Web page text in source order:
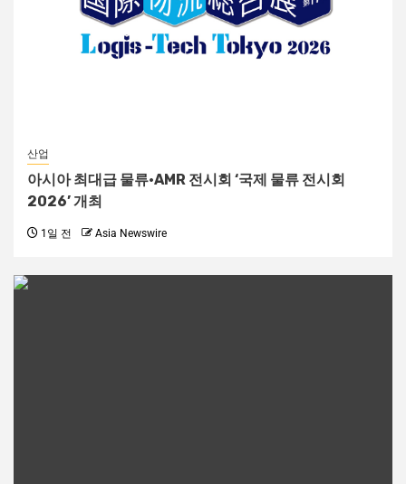
산업
아시아 최대급 물류·AMR 전시회 ‘국제 물류 전시회
2026’ 개최
1일 전 Asia Newswire